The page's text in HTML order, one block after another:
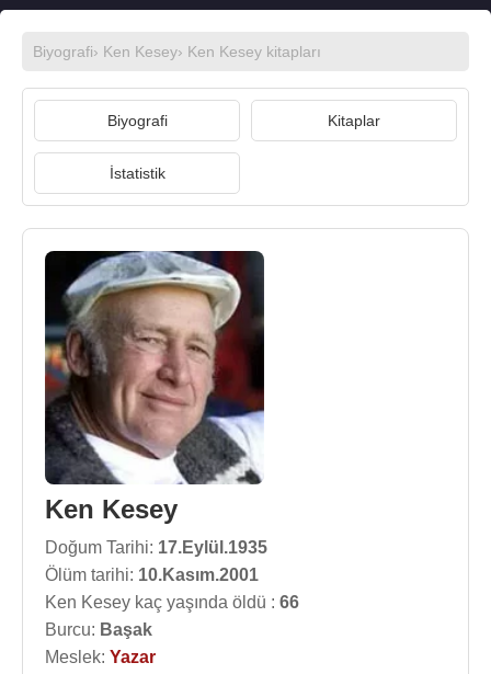
Biyografi› Ken Kesey› Ken Kesey kitapları
Biyografi Kitaplar
İstatistik
Ken Kesey
Doğum Tarihi: 17.Eylül.1935
Ölüm tarihi: 10.Kasım.2001
Ken Kesey kaç yaşında öldü : 66
Burcu: Başak
Meslek: Yazar